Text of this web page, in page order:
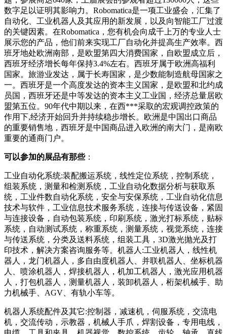
数字足以证明其影响力。 Robomatica是一项工业盛会，汇集了
自动化、工业机器人及其应用的新发展，以及向智能工厂过渡
的关键因素。在Robomatica ，您有机会向成千上万的专业人士
展示您的产品，他们前来实现工厂自动化并提高生产效率。西
班牙地处欧洲南部，是欧盟第四大消费国家，自欧盟成立后，
西班牙经济增长每年保持3.4%左右。西班牙属于欧洲高福利
国家。旅游业发达，属于长寿国家，是少数能制造航母国家之
一。西班牙是一个高度发达的资本主义国家，是欧盟和北约成
员国，西班牙还是中等发达的资本主义工业国，经济总量居欧
盟第五位。 90年代中期以来，在西***采取的宏观调控政策的
作用下,经济开始回升并持续稳步增长。欧洲是中国出口商品
的重要销售地，西班牙是中国商品进入欧洲的南大门，是南欧
重要的通商门户。
可以参加的展品有那些：
工业自动化系统:装配搬运系统，线性定位系统，控制系统，
组装系统，测量和检测系统，工业自动化数据分析与获取系
统，工业件数自动化系统，安全与安保系统，工业自动化信息
技术与软件，工业信息技术服务系统，连接与传送设备，紧固
与连接设备，自动包装系统，印刷系统，激光打标系统，贴标
系统，自动测试系统，称重系统，测量系统，视觉系统，连接
与传送系统，分类及送料系统，组装工具， 3D激光抛光及打
印技术，解决方案咨询服务等。机器人 :工业机器人，线性机
器人，龙门机器人，多自由度机器人、并联机器人、坐标机器
人、喷涂机器人，焊接机器人，机加工机器人，激光应用机器
人，打包机器人，测量机器人，装卸机器人，桁架机械手、助
力机械手、 AGV 、有轨小车等。
机器人系统配件及其它:控制器，减速机，伺服系统，交流电
机，交流传动，示教器，机械人手爪，焊割设备，专用电线，